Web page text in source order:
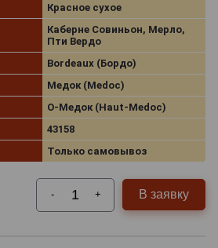
Красное сухое
Каберне Совиньон, Мерло,
Пти Вердо
Bordeaux (Бордо)
Медок (Medoc)
О-Медок (Haut-Medoc)
43158
Только самовывоз
- + В заявку